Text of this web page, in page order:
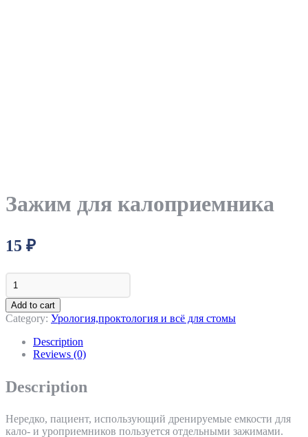
Зажим для калоприемника
15 ₽
Зажим
для
калоприемника
quantity
Add to cart
Category: Урология,проктология и всё для стомы
Description
Reviews (0)
Description
Нередко, пациент, использующий дренируемые емкости для
кало- и уроприемников пользуется отдельными зажимами.